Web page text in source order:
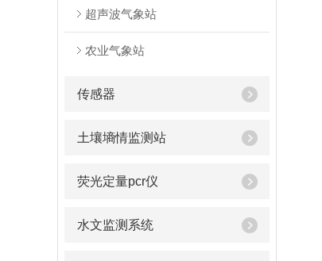
超声波气象站
农业气象站
传感器
土壤墒情监测站
荧光定量pcr仪
水文监测系统